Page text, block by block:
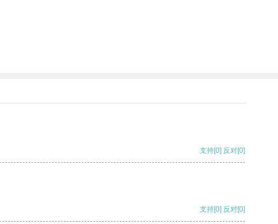
支持[0] 反对[0]
支持[0] 反对[0]